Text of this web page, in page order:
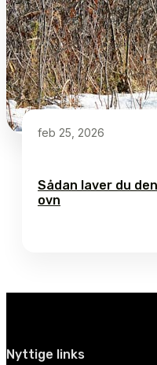
feb 25, 2026
Sådan laver du
ovn
Nyttige links